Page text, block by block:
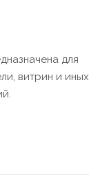
для
витрин и иных